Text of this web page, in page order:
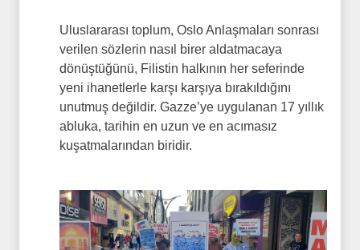
Uluslararası toplum, Oslo Anlaşmaları sonrası
verilen sözlerin nasıl birer aldatmacaya
dönüştüğünü, Filistin halkının her seferinde
yeni ihanetlerle karşı karşıya bırakıldığını
unutmuş değildir. Gazze’ye uygulanan 17 yıllık
abluka, tarihin en uzun ve en acımasız
kuşatmalarından biridir.